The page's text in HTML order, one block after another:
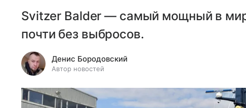
Svitzer Balder — самый мощный в
почти без выбросов.
Денис Бородовский
Автор новостей